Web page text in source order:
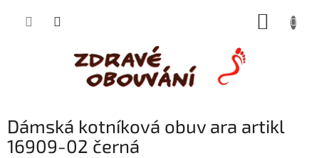
Dámská kotníková obuv ara artikl
16909-02 černá